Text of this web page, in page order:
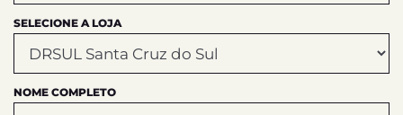
SELECIONE A LOJA
NOME COMPLETO